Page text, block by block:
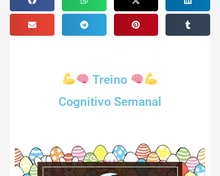
Treino
Cognitivo Semanal